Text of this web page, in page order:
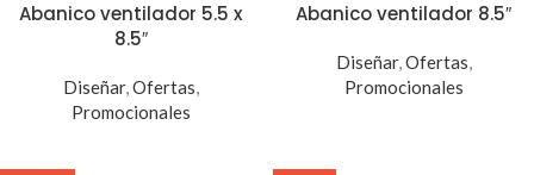
Abanico ventilador 5.5 x
8.5″
Diseñar,Ofertas,
Promocionales
Abanico ventilador 8.5″
Diseñar,Ofertas,
Promocionales